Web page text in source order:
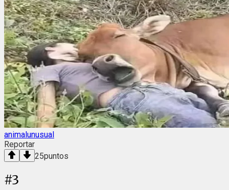
animalunusual
Reportar
25puntos
#3